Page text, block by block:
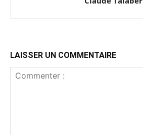
LAISSER UN COMMENTAIRE